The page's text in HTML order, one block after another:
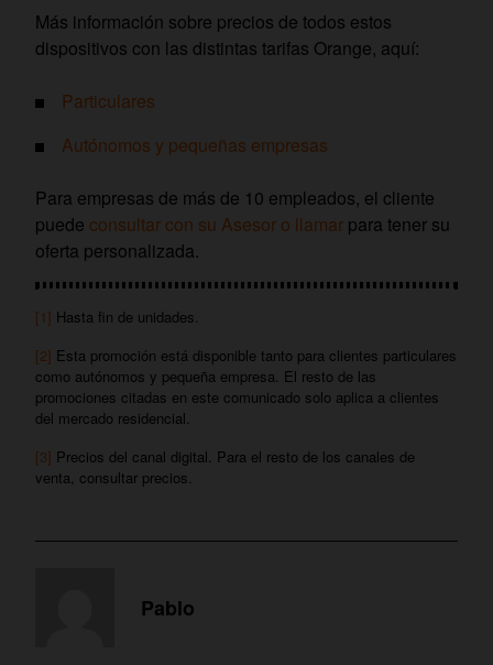
Más información sobre precios de todos estos
dispositivos con las distintas tarifas Orange, aquí:
Particulares
Autónomos y pequeñas empresas
Para empresas de más de 10 empleados, el cliente
puede consultar con su Asesor o llamar para tener su
oferta personalizada.
[1] Hasta fin de unidades.
[2] Esta promoción está disponible tanto para clientes particulares
como autónomos y pequeña empresa. El resto de las
promociones citadas en este comunicado solo aplica a clientes
del mercado residencial.
[3] Precios del canal digital. Para el resto de los canales de
venta, consultar precios.
Pablo